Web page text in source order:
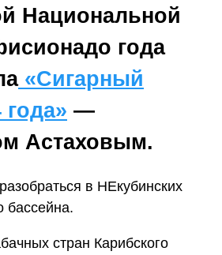
Национальной
года
«Сигарный
года» —
Астаховым.
в НЕкубинских
бассейна.
стран Карибского